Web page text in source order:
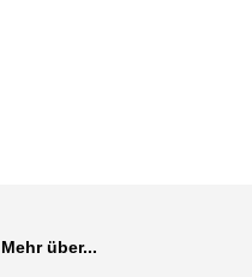
Mehr über...